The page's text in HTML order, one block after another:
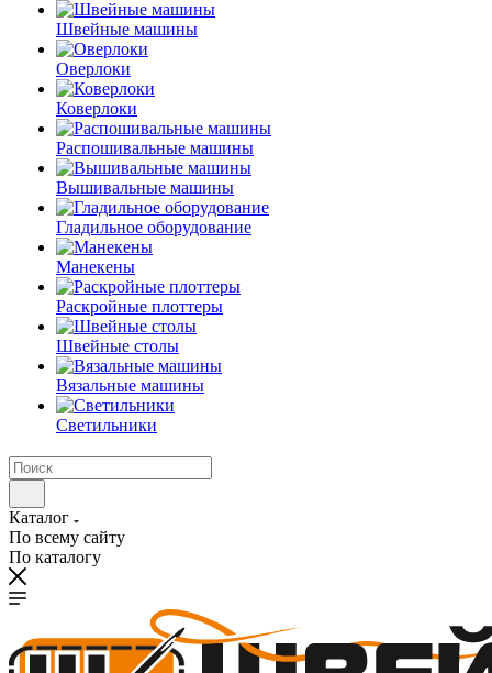
Швейные машины
Оверлоки
Коверлоки
Распошивальные машины
Вышивальные машины
Гладильное оборудование
Манекены
Раскройные плоттеры
Швейные столы
Вязальные машины
Светильники
Каталог
По всему сайту
По каталогу